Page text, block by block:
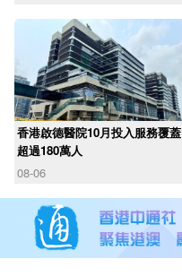
香港啟德醫院10月投入服務覆蓋
超過180萬人
08-06